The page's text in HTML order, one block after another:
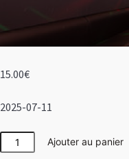
15.00€
2025-07-11
quantité
de
Ajouter au panier